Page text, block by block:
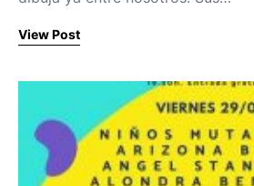
View Post